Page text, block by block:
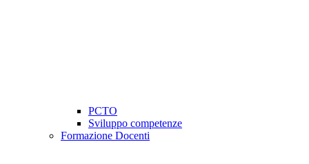
PCTO
Sviluppo competenze
Formazione Docenti